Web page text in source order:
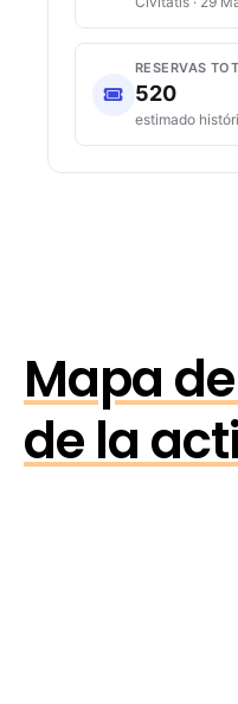
RESERVAS
520
estimado
Mapa
de la